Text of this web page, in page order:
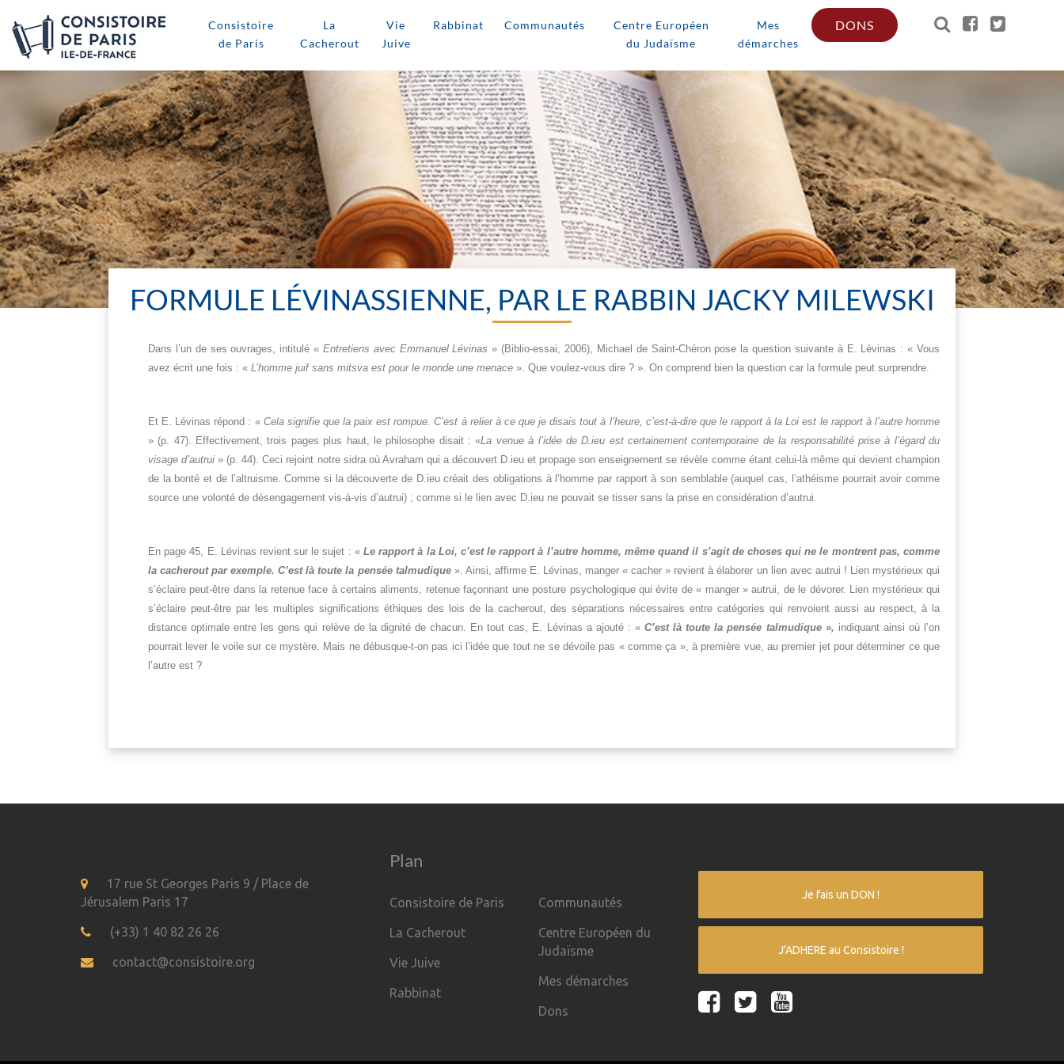
Consistoire
de Paris
La
Cacherout
Vie
Juive
Rabbinat Communautés
Centre Européen
du Judaïsme
Mes
démarches
DONS
FORMULE LÉVINASSIENNE, PAR LE RABBIN JACKY MILEWSKI
Dans l’un de ses ouvrages, intitulé « Entretiens avec Emmanuel Lévinas » (Biblio-essai, 2006), Michael de Saint-Chéron pose la question suivante à E. Lévinas : « Vous
avez écrit une fois : « L’homme juif sans mitsva est pour le monde une menace ». Que voulez-vous dire ? ». On comprend bien la question car la formule peut surprendre.
Et E. Lévinas répond : « Cela signifie que la paix est rompue. C’est à relier à ce que je disais tout à l’heure, c’est-à-dire que le rapport à la Loi est le rapport à l’autre homme
» (p. 47). Effectivement, trois pages plus haut, le philosophe disait : «La venue à l’idée de D.ieu est certainement contemporaine de la responsabilité prise à l’égard du
visage d’autrui » (p. 44). Ceci rejoint notre sidra où Avraham qui a découvert D.ieu et propage son enseignement se révèle comme étant celui-là même qui devient champion
de la bonté et de l’altruisme. Comme si la découverte de D.ieu créait des obligations à l’homme par rapport à son semblable (auquel cas, l’athéisme pourrait avoir comme
source une volonté de désengagement vis-à-vis d’autrui) ; comme si le lien avec D.ieu ne pouvait se tisser sans la prise en considération d’autrui.
En page 45, E. Lévinas revient sur le sujet : « Le rapport à la Loi, c’est le rapport à l’autre homme, même quand il s’agit de choses qui ne le montrent pas, comme
la cacherout par exemple. C’est là toute la pensée talmudique». Ainsi, affirme E. Lévinas, manger « cacher » revient à élaborer un lien avec autrui ! Lien mystérieux qui
s’éclaire peut-être dans la retenue face à certains aliments, retenue façonnant une posture psychologique qui évite de « manger » autrui, de le dévorer. Lien mystérieux qui
s’éclaire peut-être par les multiples significations éthiques des lois de la cacherout, des séparations nécessaires entre catégories qui renvoient aussi au respect, à la
distance optimale entre les gens qui relève de la dignité de chacun. En tout cas, E. Lévinas a ajouté : «C’est là toute la pensée talmudique », indiquant ainsi où l’on
pourrait lever le voile sur ce mystère. Mais ne débusque-t-on pas ici l’idée que tout ne se dévoile pas « comme ça », à première vue, au premier jet pour déterminer ce que
l’autre est ?
17 rue St Georges Paris 9 / Place de
Jérusalem Paris 17
(+33) 1 40 82 26 26
contact@consistoire.org
Plan
Consistoire de Paris
La Cacherout
Vie Juive
Rabbinat
Communautés
Centre Européen du
Judaïsme
Mes démarches
Dons
Je fais un DON !
J'ADHERE au Consistoire !